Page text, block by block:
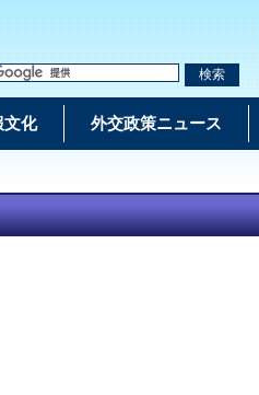
検索
文化 外交政策ニュース